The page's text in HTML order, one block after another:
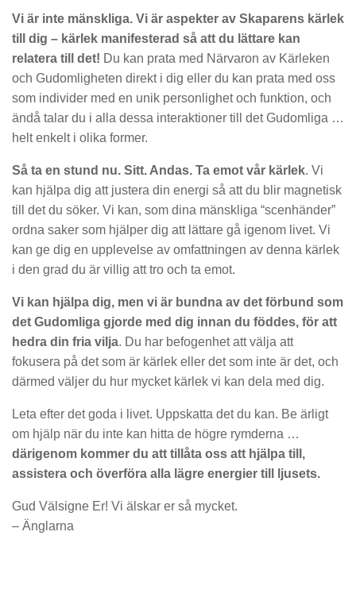
Vi är inte mänskliga. Vi är aspekter av Skaparens kärlek
till dig – kärlek manifesterad så att du lättare kan
relatera till det! Du kan prata med Närvaron av Kärleken
och Gudomligheten direkt i dig eller du kan prata med oss
som individer med en unik personlighet och funktion, och
ändå talar du i alla dessa interaktioner till det Gudomliga …
helt enkelt i olika former.
Så ta en stund nu. Sitt. Andas. Ta emot vår kärlek. Vi
kan hjälpa dig att justera din energi så att du blir magnetisk
till det du söker. Vi kan, som dina mänskliga “scenhänder”
ordna saker som hjälper dig att lättare gå igenom livet. Vi
kan ge dig en upplevelse av omfattningen av denna kärlek
i den grad du är villig att tro och ta emot.
Vi kan hjälpa dig, men vi är bundna av det förbund som
det Gudomliga gjorde med dig innan du föddes, för att
hedra din fria vilja. Du har befogenhet att välja att
fokusera på det som är kärlek eller det som inte är det, och
därmed väljer du hur mycket kärlek vi kan dela med dig.
Leta efter det goda i livet. Uppskatta det du kan. Be ärligt
om hjälp när du inte kan hitta de högre rymderna …
därigenom kommer du att tillåta oss att hjälpa till,
assistera och överföra alla lägre energier till ljusets.
Gud Välsigne Er! Vi älskar er så mycket.
– Änglarna